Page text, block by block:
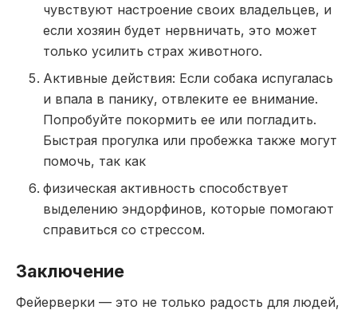
чувствуют настроение своих владельцев, и
если хозяин будет нервничать, это может
только усилить страх животного.
Активные действия: Если собака испугалась
и впала в панику, отвлеките ее внимание.
Попробуйте покормить ее или погладить.
Быстрая прогулка или пробежка также могут
помочь, так как
физическая активность способствует
выделению эндорфинов, которые помогают
справиться со стрессом.
Заключение
Фейерверки — это не только радость для людей,